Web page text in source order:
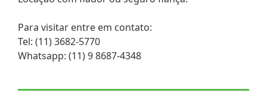
Para visitar entre em contato:
Tel: (11) 3682-5770
Whatsapp: (11) 9 8687-4348